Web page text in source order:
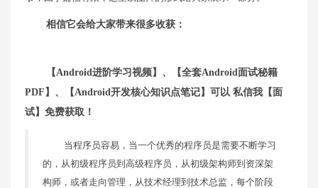
相信它会给大家带来很多收获：
【Android进阶学习视频】、【全套Android面试秘籍
PDF】、【Android开发核心知识点笔记】可以 私信我【面
试】免费获取！
当程序员容易，当一个优秀的程序员是需要不断学习
的，从初级程序员到高级程序员，从初级架构师到资深架
构师，或者走向管理，从技术经理到技术总监，每个阶段